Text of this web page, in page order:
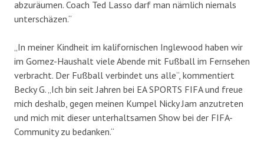
abzuräumen. Coach Ted Lasso darf man nämlich niemals
unterschäzen.“
„In meiner Kindheit im kalifornischen Inglewood haben wir
im Gomez-Haushalt viele Abende mit Fußball im Fernsehen
verbracht. Der Fußball verbindet uns alle“, kommentiert
Becky G. „Ich bin seit Jahren bei EA SPORTS FIFA und freue
mich deshalb, gegen meinen Kumpel Nicky Jam anzutreten
und mich mit dieser unterhaltsamen Show bei der FIFA-
Community zu bedanken.“